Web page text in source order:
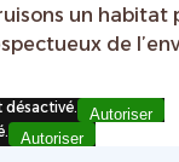
un habitat
de
Autoriser
Autoriser